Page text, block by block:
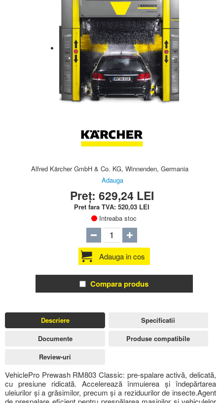
Alfred Kärcher GmbH & Co. KG, Winnenden, Germania
Adauga
Preț: 629,24 LEI
Pret fara TVA:520,03 LEI
Intreaba stoc
Adauga in cos
Compara produs
Descriere
VehiclePro Prewash RM803 Classic: pre-spalare activă, delicată,
cu presiune ridicată. Accelerează înmuierea și îndepărtarea
uleiurilor și a grăsimilor, precum și a reziduurilor de insecte.Agent
Specificatii
Documente
Produse compatibile
Review-uri